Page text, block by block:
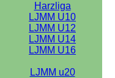
Harzliga
LJMM U10
LJMM U12
LJMM U14
LJMM U16
LJMM u20